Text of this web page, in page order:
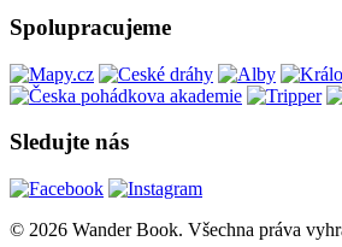
Spolupracujeme
Sledujte nás
© 2026 Wander Book. Všechna práva